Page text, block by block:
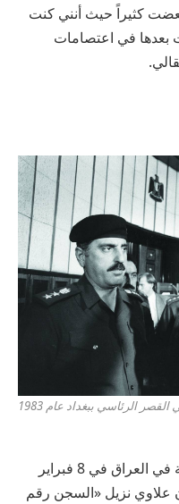
كثيراً حيث أنني كنت
بعدها في اعتصامات
صدام حسين خلال لقاء مع وسائل إعلامية في القصر الرئاسي ببغداد عام 1983
عندما استولى «البعث» على السلطة في العراق في 8 فبراير
كان علاوي نزيل «السجن رقم